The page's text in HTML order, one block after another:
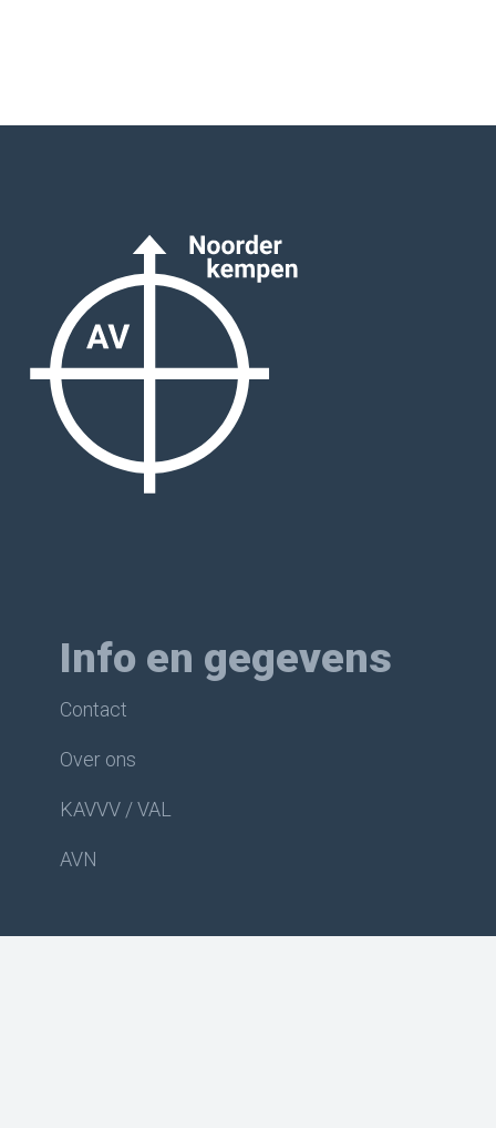
Info en gegevens
Contact
Over ons
KAVVV / VAL
AVN